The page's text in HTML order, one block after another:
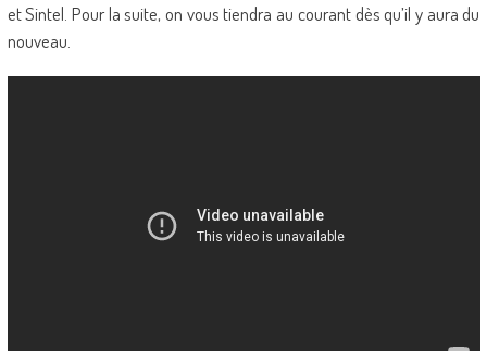
et Sintel. Pour la suite, on vous tiendra au courant dès qu’il y aura du
nouveau.